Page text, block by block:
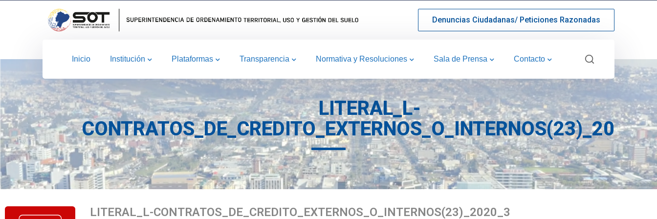
Denuncias Ciudadanas/ Peticiones Razonadas
Inicio Institución Plataformas Transparencia Normativa y Resoluciones Sala de Prensa Contacto
LITERAL_L-
CONTRATOS_DE_CREDITO_EXTERNOS_O_INTERNOS(23)_2020_3
LITERAL_L-CONTRATOS_DE_CREDITO_EXTERNOS_O_INTERNOS(23)_2020_3